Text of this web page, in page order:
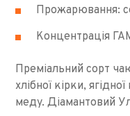
Прожарювання:
Концентрація
Преміальний сорт
хлібної кірки,
меду. Діамантовий